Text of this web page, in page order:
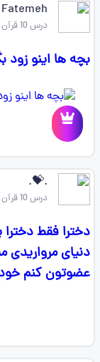
Fatemeh
درس 10 قرآن نهم
بچه ها اینو زود
.💝.
درس 10 قرآن نهم
دخترا فقط
دنیای مرواریدی
عضوتون کنم